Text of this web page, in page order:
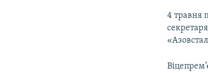
4 травня